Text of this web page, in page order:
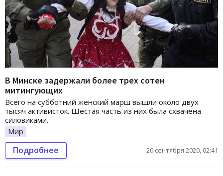
В Минске задержали более трех сотен
митингующих
Всего на субботний женский марш вышли около двух
тысяч активисток. Шестая часть из них была схвачена
силовиками.
Мир
Подробнее 20 сентября 2020, 02:41